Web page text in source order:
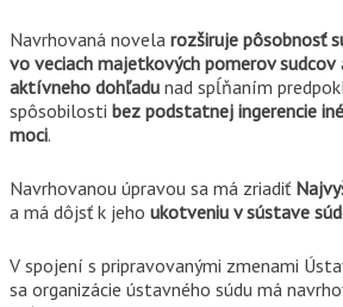
Navrhovaná novela rozširuje pôsobnosť
vo veciach majetkových pomerov sudcov
aktívneho dohľadu nad spĺňaním
spôsobilosti bez podstatnej ingerencie
moci.
Navrhovanou úpravou sa má zriadiť
a má dôjsť k jeho ukotveniu v sústave
V spojení s pripravovanými zmenami
sa organizácie ústavného súdu má